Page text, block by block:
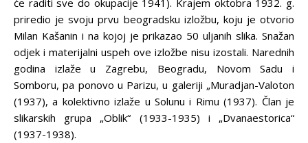
će raditi sve do okupacije 1941). Krajem oktobra 1932. g.
priredio je svoju prvu beogradsku izložbu, koju je otvorio
Milan Kašanin i na kojoj je prikazao 50 uljanih slika. Snažan
odjek i materijalni uspeh ove izložbe nisu izostali. Narednih
godina izlaže u Zagrebu, Beogradu, Novom Sadu i
Somboru, pa ponovo u Parizu, u galeriji „Muradjan-Valoton
(1937), a kolektivno izlaže u Solunu i Rimu (1937). Član je
slikarskih grupa „Oblik“ (1933-1935) i „Dvanaestorica“
(1937-1938).